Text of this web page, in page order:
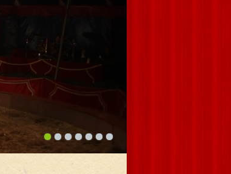
1 2 3 4 5 6 7